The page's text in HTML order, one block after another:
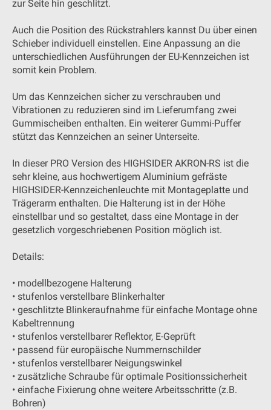
zur Seite hin geschlitzt.
Auch die Position des Rückstrahlers kannst Du über einen
Schieber individuell einstellen. Eine Anpassung an die
unterschiedlichen Ausführungen der EU-Kennzeichen ist
somit kein Problem.
Um das Kennzeichen sicher zu verschrauben und
Vibrationen zu reduzieren sind im Lieferumfang zwei
Gummischeiben enthalten. Ein weiterer Gummi-Puffer
stützt das Kennzeichen an seiner Unterseite.
In dieser PRO Version des HIGHSIDER AKRON-RS ist die
sehr kleine, aus hochwertigem Aluminium gefräste
HIGHSIDER-Kennzeichenleuchte mit Montageplatte und
Trägerarm enthalten. Die Halterung ist in der Höhe
einstellbar und so gestaltet, dass eine Montage in der
gesetzlich vorgeschriebenen Position möglich ist.
Details:
• modellbezogene Halterung
• stufenlos verstellbare Blinkerhalter
• geschlitzte Blinkeraufnahme für einfache Montage ohne
Kabeltrennung
• stufenlos verstellbarer Reflektor, E-Geprüft
• passend für europäische Nummernschilder
• stufenlos verstellbarer Neigungswinkel
• zusätzliche Schraube für optimale Positionssicherheit
• einfache Fixierung ohne weitere Arbeitsschritte (z.B.
Bohren)